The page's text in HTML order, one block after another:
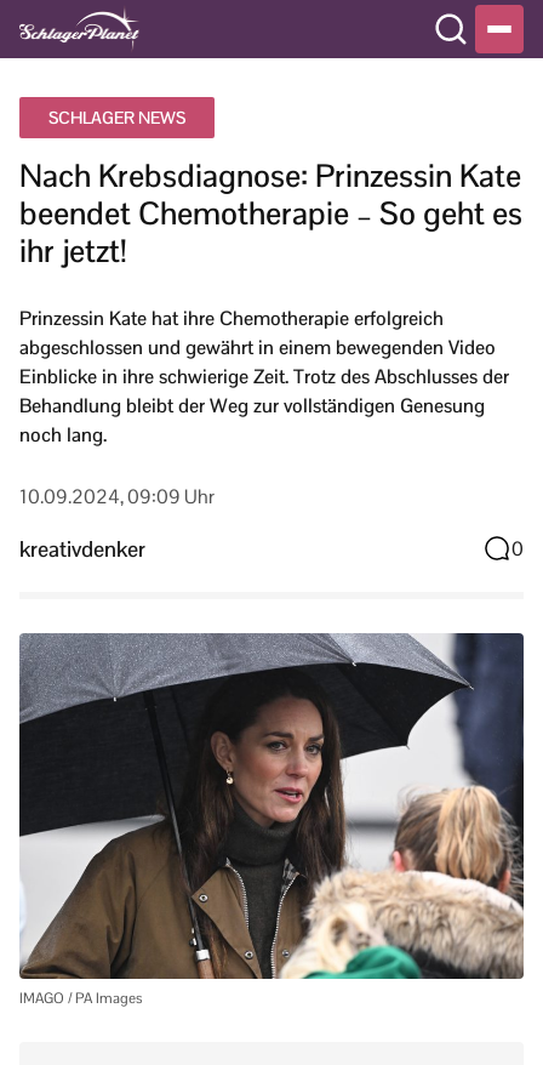
SCHLAGER NEWS
Nach Krebsdiagnose: Prinzessin Kate
beendet Chemotherapie – So geht es
ihr jetzt!
Prinzessin Kate hat ihre Chemotherapie erfolgreich
abgeschlossen und gewährt in einem bewegenden Video
Einblicke in ihre schwierige Zeit. Trotz des Abschlusses der
Behandlung bleibt der Weg zur vollständigen Genesung
noch lang.
10.09.2024, 09:09 Uhr
kreativdenker 0
IMAGO / PA Images